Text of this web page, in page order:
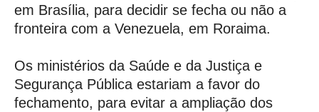
em Brasília, para decidir se fecha ou não a
fronteira com a Venezuela, em Roraima.
Os ministérios da Saúde e da Justiça e
Segurança Pública estariam a favor do
fechamento, para evitar a ampliação dos